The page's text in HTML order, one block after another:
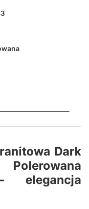
Dark
elegancja